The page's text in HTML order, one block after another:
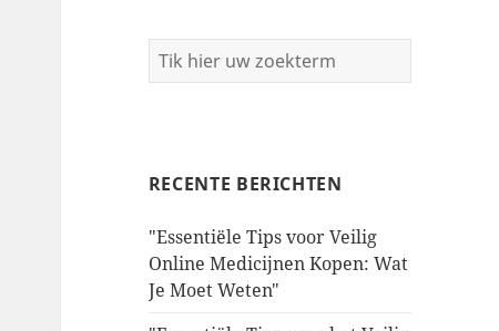
RECENTE BERICHTEN
"Essentiële Tips voor Veilig
Online Medicijnen Kopen: Wat
Je Moet Weten"